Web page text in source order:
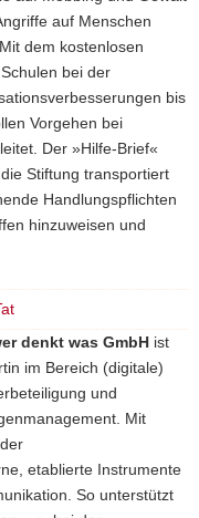
auf Menschen
dem kostenlosen
bei der
bis
Vorgehen bei
Der »Hilfe-Brief«
Stiftung transportiert
Handlungspflichten
hinzuweisen und
denkt was GmbH ist
im Bereich (digitale)
und
Mit
etablierte Instrumente
So unterstützt